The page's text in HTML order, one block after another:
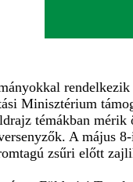
Minisztérium
témákban
A május
zsűri előtt